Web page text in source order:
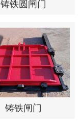
铸铁圆闸门
铸铁闸门